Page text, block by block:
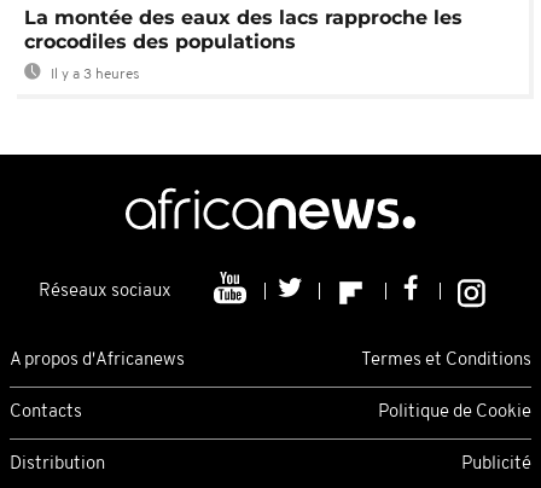
La montée des eaux des lacs rapproche les
crocodiles des populations
Il y a 3 heures
Réseaux sociaux
A propos d'Africanews Termes et Conditions
Contacts Politique de Cookie
Distribution Publicité